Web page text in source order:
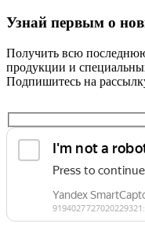
Узнай первым о
Получить всю
продукции и
Подпишитесь на